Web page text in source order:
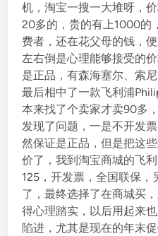
机，淘宝一搜一大堆呀，
20多的，贵的有上1000的
费者，还在花父母的钱，
左右倒是心理能够接受的
是正品，有森海塞尔、索
最后相中了一款飞利浦
本来找了个卖家才卖90多
发现了问题，一是不开发
然保证是正品，但是把这
价了，我到淘宝商城的飞
125，开发票，全国联保
了，最终选择了在商城买
得心理踏实，以后用起来
陷进，尤其是现在的年末